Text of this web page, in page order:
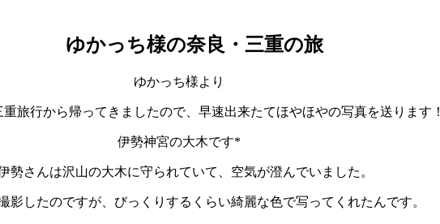
ゆかっち様の奈良・三重の旅
ゆかっち様より
旅行から帰ってきましたので、早速出来たてほやほやの写真を送ります！
伊勢神宮の大木です*
勢さんは沢山の大木に守られていて、空気が澄んでいました。
影したのですが、びっくりするくらい綺麗な色で写ってくれたんです。